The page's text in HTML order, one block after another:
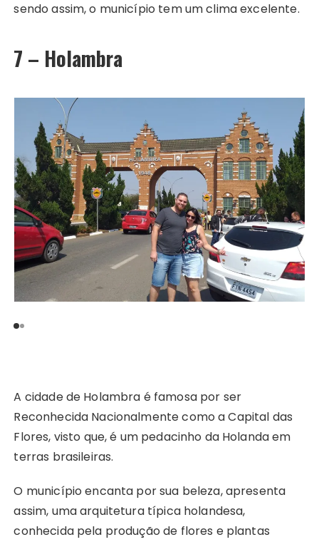
sendo assim, o município tem um clima excelente.
7 – Holambra
A cidade de Holambra é famosa por ser
Reconhecida Nacionalmente como a Capital das
Flores, visto que, é um pedacinho da Holanda em
terras brasileiras.
O município encanta por sua beleza, apresenta
assim, uma arquitetura típica holandesa,
conhecida pela produção de flores e plantas